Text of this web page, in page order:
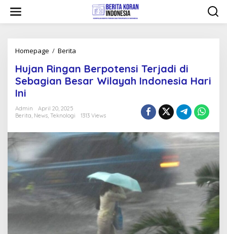
content
Homepage / Berita
Berpotensi
Terjadi
di
Wilayah
Hari
Hujan Ringan Berpotensi Terjadi di
Sebagian Besar Wilayah Indonesia Hari
Ini
Admin
April 20, 2025
Berita, News, Teknologi 1313 Views